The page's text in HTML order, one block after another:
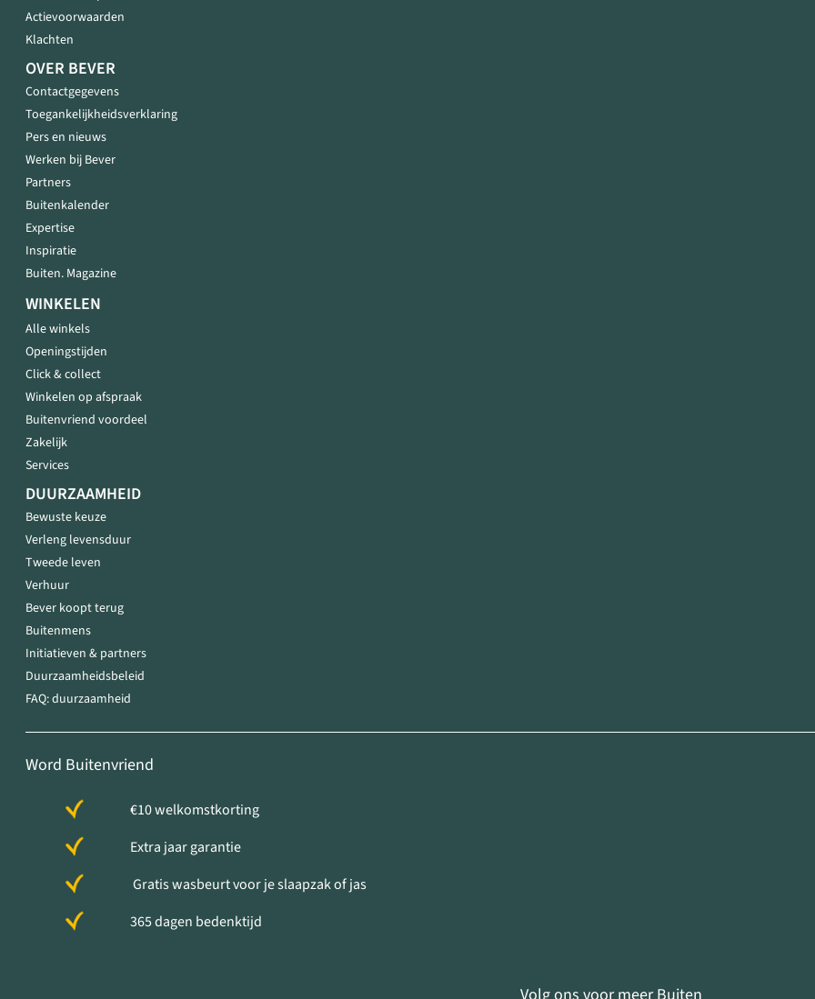
Actievoorwaarden
Klachten
OVER BEVER
Contactgegevens
Toegankelijkheidsverklaring
Pers en nieuws
Werken bij Bever
Partners
Buitenkalender
Expertise
Inspiratie
Buiten. Magazine
WINKELEN
Alle winkels
Openingstijden
Click & collect
Winkelen op afspraak
Buitenvriend voordeel
Zakelijk
Services
DUURZAAMHEID
Bewuste keuze
Verleng levensduur
Tweede leven
Verhuur
Bever koopt terug
Buitenmens
Initiatieven & partners
Duurzaamheidsbeleid
FAQ: duurzaamheid
Word Buitenvriend
€10 welkomstkorting
Extra jaar garantie
Gratis wasbeurt voor je slaapzak of jas
365 dagen bedenktijd